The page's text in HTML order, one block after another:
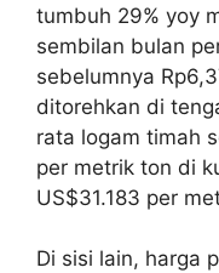
tumbuh 29% yoy
sembilan bulan
sebelumnya
ditorehkan di
rata logam timah
per metrik ton di
US$31.183 per
Di sisi lain, harga